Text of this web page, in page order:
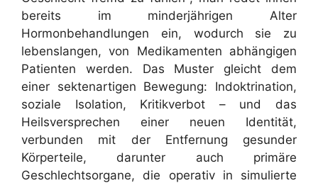
bereits im minderjährigen Alter
Hormonbehandlungen ein, wodurch sie zu
lebenslangen, von Medikamenten abhängigen
Patienten werden. Das Muster gleicht dem
einer sektenartigen Bewegung: Indoktrination,
soziale Isolation, Kritikverbot – und das
Heilsversprechen einer neuen Identität,
verbunden mit der Entfernung gesunder
Körperteile, darunter auch primäre
Geschlechtsorgane, die operativ in simulierte